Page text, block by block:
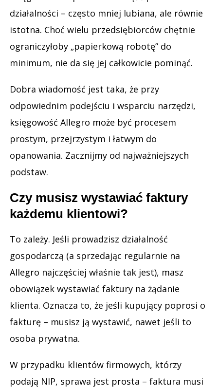
działalności – często mniej lubiana, ale równie
istotna. Choć wielu przedsiębiorców chętnie
ograniczyłoby „papierkową robotę” do
minimum, nie da się jej całkowicie pominąć.
Dobra wiadomość jest taka, że przy
odpowiednim podejściu i wsparciu narzędzi,
księgowość Allegro może być procesem
prostym, przejrzystym i łatwym do
opanowania. Zacznijmy od najważniejszych
podstaw.
Czy musisz wystawiać faktury
każdemu klientowi?
To zależy. Jeśli prowadzisz działalność
gospodarczą (a sprzedając regularnie na
Allegro najczęściej właśnie tak jest), masz
obowiązek wystawiać faktury na żądanie
klienta. Oznacza to, że jeśli kupujący poprosi o
fakturę – musisz ją wystawić, nawet jeśli to
osoba prywatna.
W przypadku klientów firmowych, którzy
podają NIP, sprawa jest prosta – faktura musi